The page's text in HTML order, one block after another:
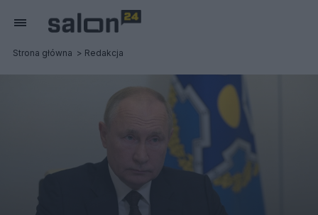
Strona główna Redakcja